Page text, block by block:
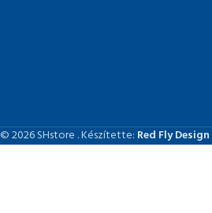
© 2026 SHstore . Készítette: Red Fly Design